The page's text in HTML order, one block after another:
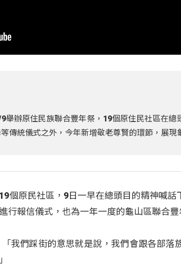
舉辦原住民族聯合豐年祭，19個原住民社區在
傳統儀式之外，今年新增敬老尊賢的環節，展現
個原民社區，9日一早在總頭目的精神喊
行報信儀式，也為一年一度的龜山區聯合豐
我們踩街的意思就是說，我們會跟各部落